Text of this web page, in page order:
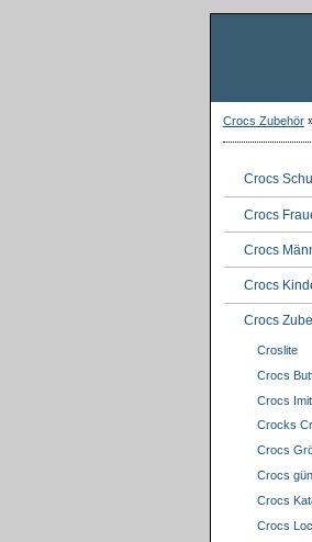
Crocs Zubehör
Crocs
Crocs
Crocs
Crocs
Crocs
Croslite
Crocs
Crocs
Crocks
Crocs
Crocs
Crocs
Crocs